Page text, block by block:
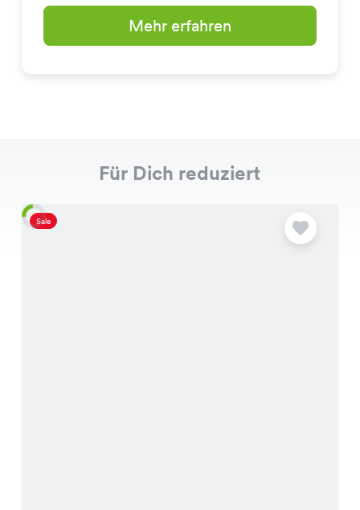
Mehr erfahren
Für Dich reduziert
Sale